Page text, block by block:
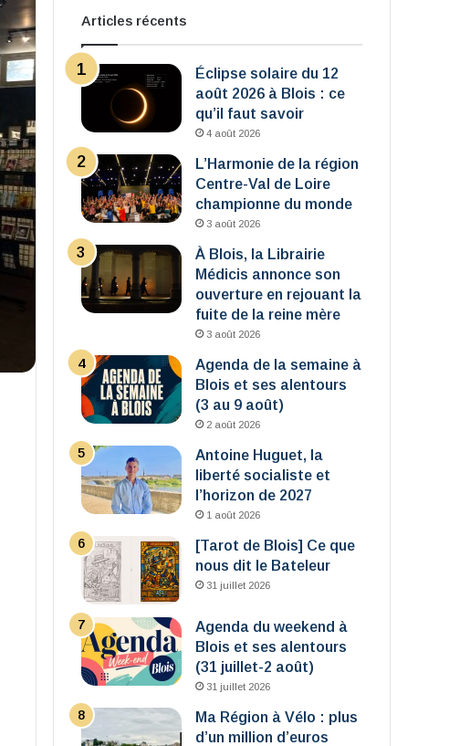
Articles récents
Éclipse solaire du 12
août 2026 à Blois : ce
qu’il faut savoir
4 août 2026
L’Harmonie de la région
Centre-Val de Loire
championne du monde
3 août 2026
À Blois, la Librairie
Médicis annonce son
ouverture en rejouant la
fuite de la reine mère
3 août 2026
Agenda de la semaine à
Blois et ses alentours
(3 au 9 août)
2 août 2026
Antoine Huguet, la
liberté socialiste et
l’horizon de 2027
1 août 2026
[Tarot de Blois] Ce que
nous dit le Bateleur
31 juillet 2026
Agenda du weekend à
Blois et ses alentours
(31 juillet-2 août)
31 juillet 2026
Ma Région à Vélo : plus
d’un million d’euros